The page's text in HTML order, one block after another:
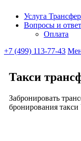
Услуга
Вопросы и
Оплата
+7 (499) 113-77-43
Такси
Забронировать
бронирования